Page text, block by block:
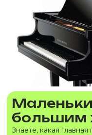
большим
Знаете, какая